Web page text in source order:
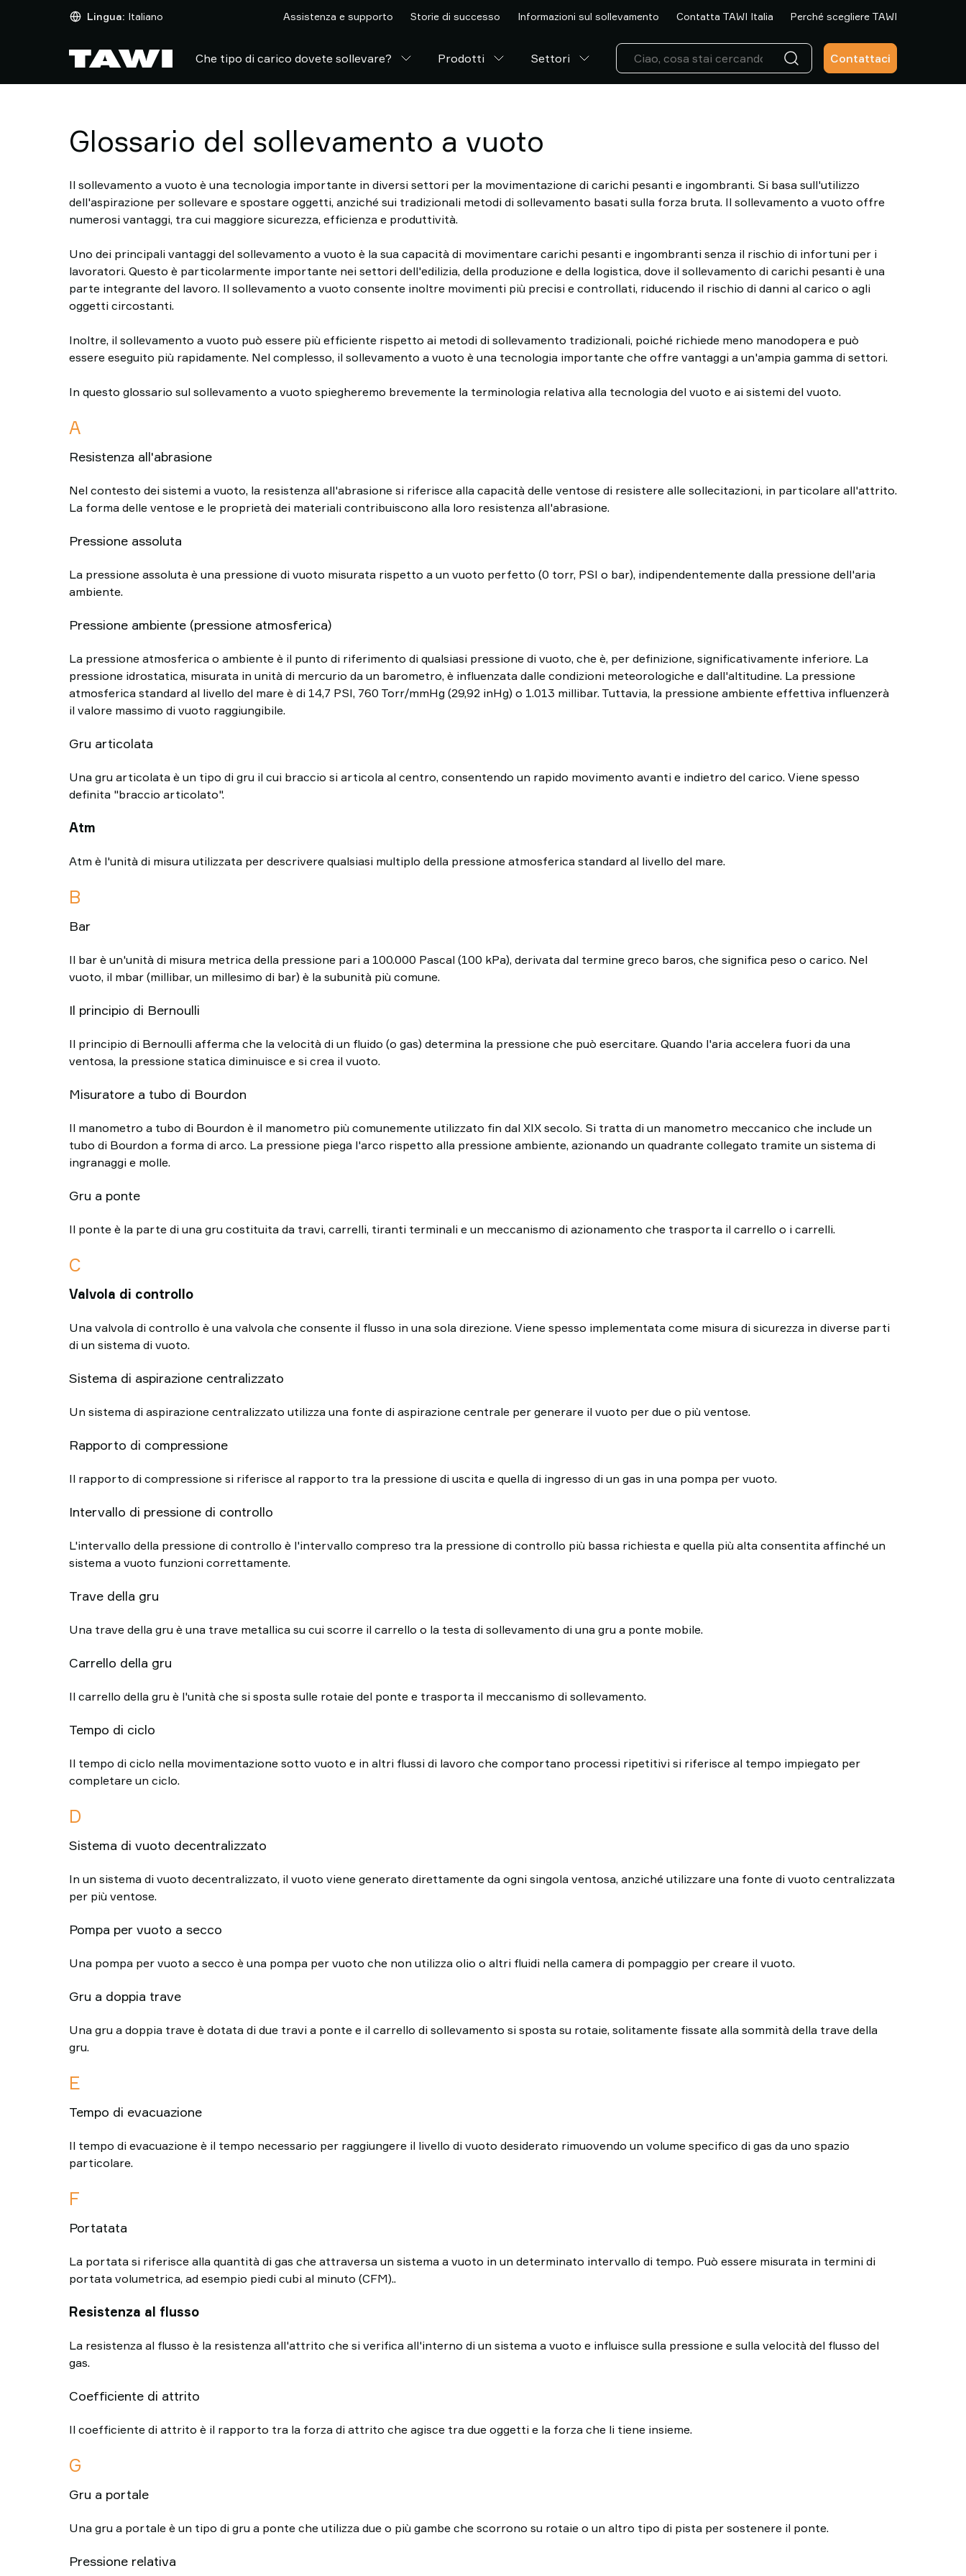
Lingua: Italiano Assistenza e supporto Storie di successo Informazioni sul sollevamento Contatta TAWI Italia Perché scegliere TAWI
Che tipo di carico dovete sollevare? Prodotti Settori Contattaci
Glossario del sollevamento a vuoto
Il sollevamento a vuoto è una tecnologia importante in diversi settori per la movimentazione di carichi pesanti e ingombranti. Si basa sull'utilizzo
dell'aspirazione per sollevare e spostare oggetti, anziché sui tradizionali metodi di sollevamento basati sulla forza bruta. Il sollevamento a vuoto offre
numerosi vantaggi, tra cui maggiore sicurezza, efficienza e produttività.
Uno dei principali vantaggi del sollevamento a vuoto è la sua capacità di movimentare carichi pesanti e ingombranti senza il rischio di infortuni per i
lavoratori. Questo è particolarmente importante nei settori dell'edilizia, della produzione e della logistica, dove il sollevamento di carichi pesanti è una
parte integrante del lavoro. Il sollevamento a vuoto consente inoltre movimenti più precisi e controllati, riducendo il rischio di danni al carico o agli
oggetti circostanti.
Inoltre, il sollevamento a vuoto può essere più efficiente rispetto ai metodi di sollevamento tradizionali, poiché richiede meno manodopera e può
essere eseguito più rapidamente. Nel complesso, il sollevamento a vuoto è una tecnologia importante che offre vantaggi a un'ampia gamma di settori.
In questo glossario sul sollevamento a vuoto spiegheremo brevemente la terminologia relativa alla tecnologia del vuoto e ai sistemi del vuoto.
A
Resistenza all'abrasione
Nel contesto dei sistemi a vuoto, la resistenza all'abrasione si riferisce alla capacità delle ventose di resistere alle sollecitazioni, in particolare all'attrito.
La forma delle ventose e le proprietà dei materiali contribuiscono alla loro resistenza all'abrasione.
Pressione assoluta
La pressione assoluta è una pressione di vuoto misurata rispetto a un vuoto perfetto (0 torr, PSI o bar), indipendentemente dalla pressione dell'aria
ambiente.
Pressione ambiente (pressione atmosferica)
La pressione atmosferica o ambiente è il punto di riferimento di qualsiasi pressione di vuoto, che è, per definizione, significativamente inferiore. La
pressione idrostatica, misurata in unità di mercurio da un barometro, è influenzata dalle condizioni meteorologiche e dall'altitudine. La pressione
atmosferica standard al livello del mare è di 14,7 PSI, 760 Torr/mmHg (29,92 inHg) o 1.013 millibar. Tuttavia, la pressione ambiente effettiva influenzerà
il valore massimo di vuoto raggiungibile.
Gru articolata
Una gru articolata è un tipo di gru il cui braccio si articola al centro, consentendo un rapido movimento avanti e indietro del carico. Viene spesso
definita "braccio articolato".
Atm
Atm è l'unità di misura utilizzata per descrivere qualsiasi multiplo della pressione atmosferica standard al livello del mare.
B
Bar
Il bar è un'unità di misura metrica della pressione pari a 100.000 Pascal (100 kPa), derivata dal termine greco baros, che significa peso o carico. Nel
vuoto, il mbar (millibar, un millesimo di bar) è la subunità più comune.
Il principio di Bernoulli
Il principio di Bernoulli afferma che la velocità di un fluido (o gas) determina la pressione che può esercitare. Quando l'aria accelera fuori da una
ventosa, la pressione statica diminuisce e si crea il vuoto.
Misuratore a tubo di Bourdon
Il manometro a tubo di Bourdon è il manometro più comunemente utilizzato fin dal XIX secolo. Si tratta di un manometro meccanico che include un
tubo di Bourdon a forma di arco. La pressione piega l'arco rispetto alla pressione ambiente, azionando un quadrante collegato tramite un sistema di
ingranaggi e molle.
Gru a ponte
Il ponte è la parte di una gru costituita da travi, carrelli, tiranti terminali e un meccanismo di azionamento che trasporta il carrello o i carrelli.
C
Valvola di controllo
Una valvola di controllo è una valvola che consente il flusso in una sola direzione. Viene spesso implementata come misura di sicurezza in diverse parti
di un sistema di vuoto.
Sistema di aspirazione centralizzato
Un sistema di aspirazione centralizzato utilizza una fonte di aspirazione centrale per generare il vuoto per due o più ventose.
Rapporto di compressione
Il rapporto di compressione si riferisce al rapporto tra la pressione di uscita e quella di ingresso di un gas in una pompa per vuoto.
Intervallo di pressione di controllo
L'intervallo della pressione di controllo è l'intervallo compreso tra la pressione di controllo più bassa richiesta e quella più alta consentita affinché un
sistema a vuoto funzioni correttamente.
Trave della gru
Una trave della gru è una trave metallica su cui scorre il carrello o la testa di sollevamento di una gru a ponte mobile.
Carrello della gru
Il carrello della gru è l'unità che si sposta sulle rotaie del ponte e trasporta il meccanismo di sollevamento.
Tempo di ciclo
Il tempo di ciclo nella movimentazione sotto vuoto e in altri flussi di lavoro che comportano processi ripetitivi si riferisce al tempo impiegato per
completare un ciclo.
D
Sistema di vuoto decentralizzato
In un sistema di vuoto decentralizzato, il vuoto viene generato direttamente da ogni singola ventosa, anziché utilizzare una fonte di vuoto centralizzata
per più ventose.
Pompa per vuoto a secco
Una pompa per vuoto a secco è una pompa per vuoto che non utilizza olio o altri fluidi nella camera di pompaggio per creare il vuoto.
Gru a doppia trave
Una gru a doppia trave è dotata di due travi a ponte e il carrello di sollevamento si sposta su rotaie, solitamente fissate alla sommità della trave della
gru.
E
Tempo di evacuazione
Il tempo di evacuazione è il tempo necessario per raggiungere il livello di vuoto desiderato rimuovendo un volume specifico di gas da uno spazio
particolare.
F
Portatata
La portata si riferisce alla quantità di gas che attraversa un sistema a vuoto in un determinato intervallo di tempo. Può essere misurata in termini di
portata volumetrica, ad esempio piedi cubi al minuto (CFM)..
Resistenza al flusso
La resistenza al flusso è la resistenza all'attrito che si verifica all'interno di un sistema a vuoto e influisce sulla pressione e sulla velocità del flusso del
gas.
Coefficiente di attrito
Il coefficiente di attrito è il rapporto tra la forza di attrito che agisce tra due oggetti e la forza che li tiene insieme.
G
Gru a portale
Una gru a portale è un tipo di gru a ponte che utilizza due o più gambe che scorrono su rotaie o un altro tipo di pista per sostenere il ponte.
Pressione relativa
supporto
Informazioni
sollevamento
Contatta